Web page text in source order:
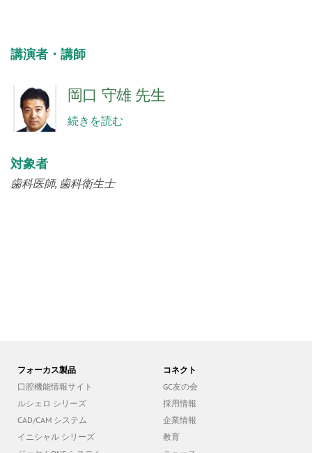
講演者・講師
岡口 守雄 先生
続きを読む
対象者
歯科医師 歯科衛生士
フォーカス製品
口腔機能情報サイト
ルシェロ シリーズ
CAD/CAM システム
イニシャル シリーズ
コネクト
GC友の会
採用情報
企業情報
教育